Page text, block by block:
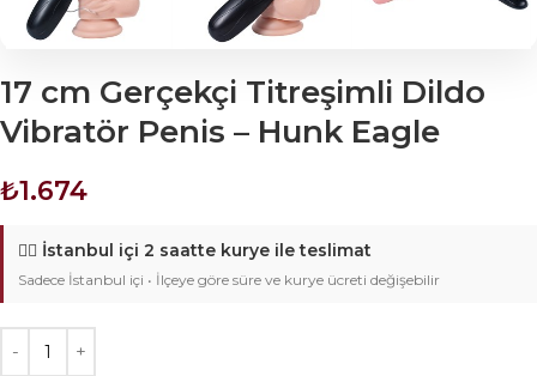
17 cm Gerçekçi Titreşimli Dildo
Vibratör Penis – Hunk Eagle
₺1.674
🚴‍♂️ İstanbul içi 2 saatte kurye ile teslimat
Sadece İstanbul içi • İlçeye göre süre ve kurye ücreti değişebilir